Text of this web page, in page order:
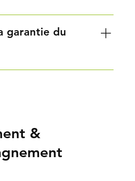
régulier du système, un
internes et une vérification des
DKBOOST fournit un
et une assistance
garantie du
par une garantie
&